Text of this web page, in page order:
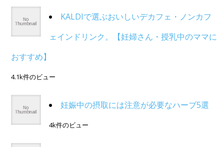
KALDIで選ぶおいしいデカフェ・ノンカフ
ェインドリンク。【妊婦さん・授乳中のママに
おすすめ】
4.1k件のビュー
妊娠中の摂取には注意が必要なハーブ5選
4k件のビュー